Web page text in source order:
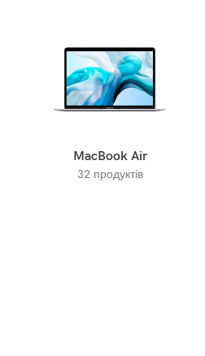
MacBook Air
32 продуктів